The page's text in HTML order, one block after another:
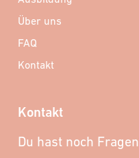
Über uns
FAQ
Kontakt
Kontakt
Du hast noch